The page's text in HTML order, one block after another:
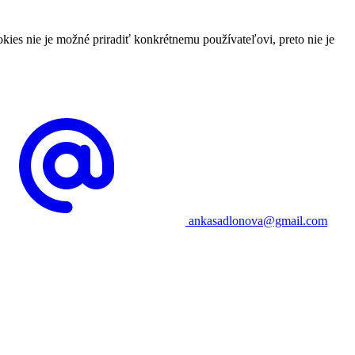
nie je možné priradiť konkrétnemu používateľovi, preto nie je
ankasadlonova@gmail.com